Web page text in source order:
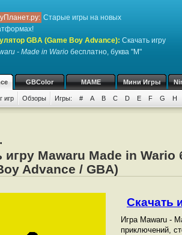
Старые игры на новых
GBA (Game Boy Advance): Скачать игру
- Made in Wario бесплатно, буква "M"
GBColor MAME Мини Игры
игр Обзоры Игры: # A B C D E F G H
.
игру Mawaru Made in
Advance / GBA)
Скачать
Игра Mawaru -
приключений,